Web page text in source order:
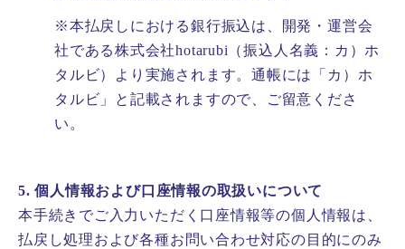
※本払戻しにおける銀行振込は、開発・運営会
社である株式会社hotarubi（振込人名義：カ）ホ
タルビ）より実施されます。通帳には「カ）ホ
タルビ」と記載されますので、ご留意くださ
い。
5. 個人情報および口座情報の取扱いについて
本手続きでご入力いただく口座情報等の個人情報は、
払戻し処理および各種お問い合わせ対応の目的にのみ